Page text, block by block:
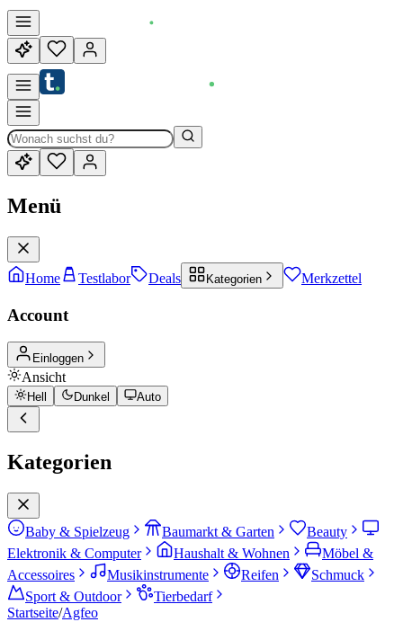
Menü
Home Testlabor Deals Kategorien Merkzettel
Account
Einloggen
Ansicht
Hell Dunkel Auto
Kategorien
Baby & Spielzeug Baumarkt & Garten
Beauty
Elektronik & Computer
Haushalt & Wohnen
Möbel &
Accessoires
Musikinstrumente Reifen
Schmuck
Sport & Outdoor
Tierbedarf
Startseite/Agfeo